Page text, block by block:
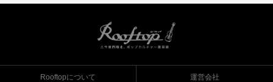
Rooftopについて 運営会社